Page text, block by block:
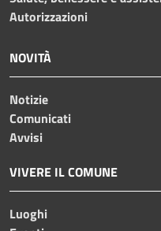
Autorizzazioni
NOVITÀ
Notizie
Comunicati
Avvisi
VIVERE IL COMUNE
Luoghi